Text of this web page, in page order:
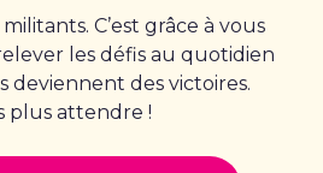
C’est grâce à vous
les défis au quotidien
deviennent des victoires.
plus attendre !